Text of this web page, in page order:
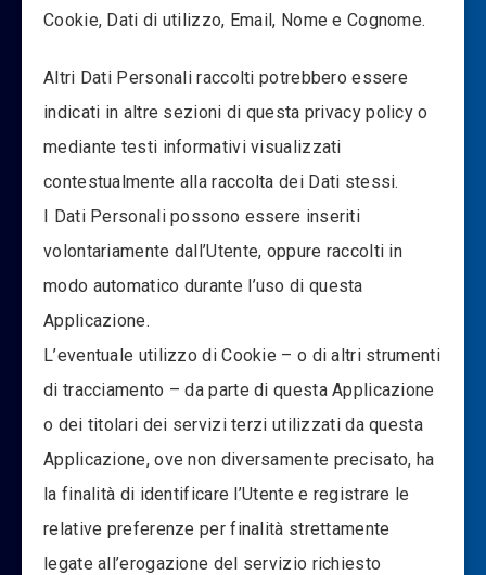
Cookie, Dati di utilizzo, Email, Nome e Cognome.
Altri Dati Personali raccolti potrebbero essere
indicati in altre sezioni di questa privacy policy o
mediante testi informativi visualizzati
contestualmente alla raccolta dei Dati stessi.
I Dati Personali possono essere inseriti
volontariamente dall’Utente, oppure raccolti in
modo automatico durante l’uso di questa
Applicazione.
L’eventuale utilizzo di Cookie – o di altri strumenti
di tracciamento – da parte di questa Applicazione
o dei titolari dei servizi terzi utilizzati da questa
Applicazione, ove non diversamente precisato, ha
la finalità di identificare l’Utente e registrare le
relative preferenze per finalità strettamente
legate all’erogazione del servizio richiesto